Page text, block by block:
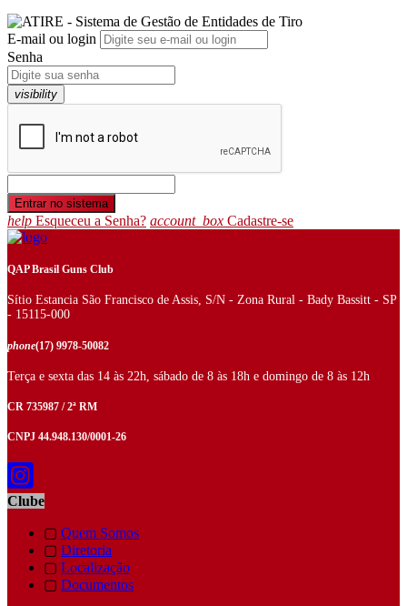
E-mail ou login
Senha
visibility
help Esqueceu a Senha? account_box Cadastre-se
QAP Brasil Guns Club
Sítio Estancia São Francisco de Assis, S/N - Zona Rural - Bady Bassitt - SP
- 15115-000
phone(17) 9978-50082
Terça e sexta das 14 às 22h, sábado de 8 às 18h e domingo de 8 às 12h
CR 735987 / 2ª RM
CNPJ 44.948.130/0001-26
Clube
▢ Quem Somos
▢ Diretoria
▢ Localização
▢ Documentos